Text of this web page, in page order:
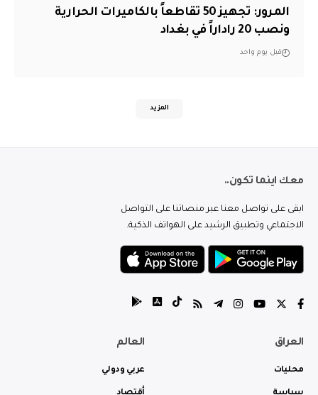
المرور: تجهيز 50 تقاطعاً بالكاميرات الحرارية
ونصب 20 راداراً في بغداد
قبل يوم واحد
المزيد
معك اينما تكون..
ابقى على تواصل معنا عبر منصاتنا على التواصل
الاجتماعي وتطبيق الرشيد على الهواتف الذكية.
العراق
محليات
العالم
عربي ودولي